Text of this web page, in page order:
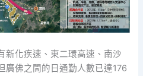
新化疾速、東二環高速、南沙
廣佛之間的日通勤人數已達176